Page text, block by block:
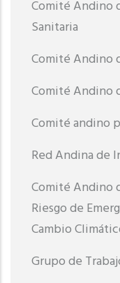
Comité Andino
Sanitaria
Comité Andino
Comité Andino
Comité andino
Red Andina de
Comité Andino
Riesgo de
Cambio
Grupo de